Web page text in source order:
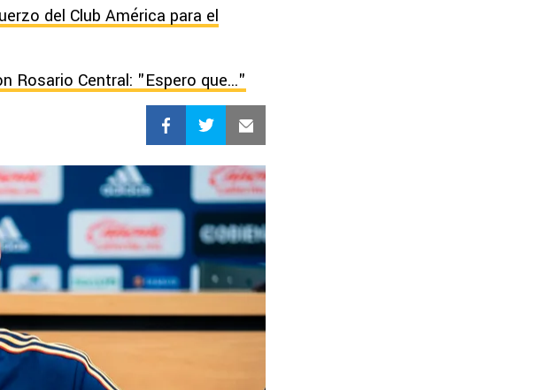
del Club América para el
Rosario Central: "Espero que..."